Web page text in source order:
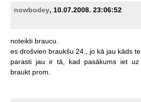
nowbodey, 10.07.2008. 23:06:52
noteikti braucu.
es drošvien braukšu 24., jo kā jau kāds te
parasti jau ir tā, kad pasākums iet uz
braukt prom.